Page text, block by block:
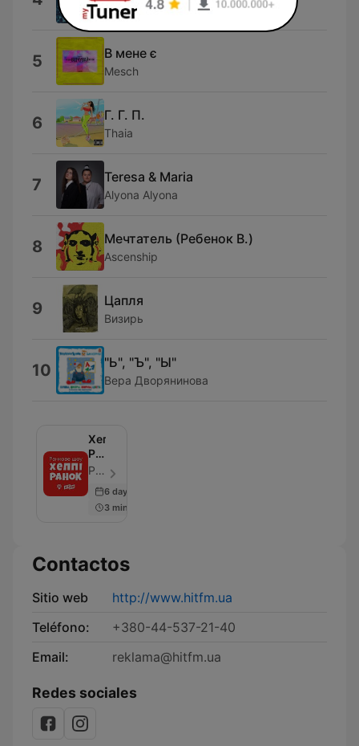
ТАКТАМУТ
5 В мене є
Mesch
6 Г. Г. П.
Thaia
7 Teresa & Maria
Alyona Alyona
8 М​​​е​​​ч​​​т​​​а​​​т​​​е​​​л​​​ь (​Р​е​б​е​н​о​к В​.​)
Ascenship
9 Ц​а​п​л​я
Визирь
10 "Ь", "Ъ", "Ы"
Вера Дворянинова
Хеппі
Ранок
на
FM
Рома Мельник, Марина Войцеховська, Аліна Кош, hitfm.ua - Episodio 50
6 days ago
3 min
Contactos
Sitio web
http://www.hitfm.ua
Teléfono:
+380-44-537-21-40
Email:
reklama@hitfm.ua
Redes sociales